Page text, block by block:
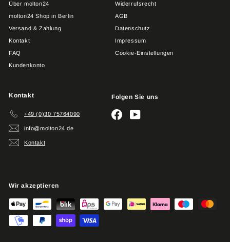
Über molton24
molton24 Shop in Berlin
Versand & Zahlung
Kontakt
FAQ
Kundenkonto
Widerrufsrecht
AGB
Datenschutz
Impressum
Cookie-Einstellungen
Kontakt
+49 (0)30 75764090
info@molton24.de
Kontakt
Folgen Sie uns
Facebook
Wir akzeptieren